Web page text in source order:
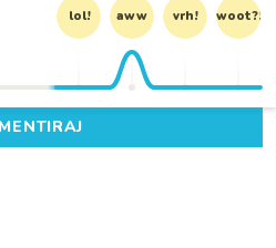
lol! aww vrh! woot?!